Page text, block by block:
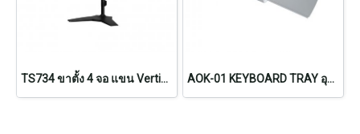
TS734 ขาตั้ง 4 จอ แขน Vertical แบบตั้งโต๊ะ (รองรับจอตั้งแต่ 24"-32") AOK-01 KEYBOARD TRAY อุปกรณ์เสริมถาดวางคีย์บอร์ดและเมาส์ (Ergomotive)